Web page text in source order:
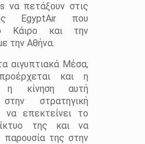
να πετάξουν στις
EgyptAir που
Κάιρο και την
την Αθήνα.
αιγυπτιακά Μέσα,
και η
η κίνηση αυτή
στρατηγική
να επεκτείνει το
της και να
παρουσία της στην